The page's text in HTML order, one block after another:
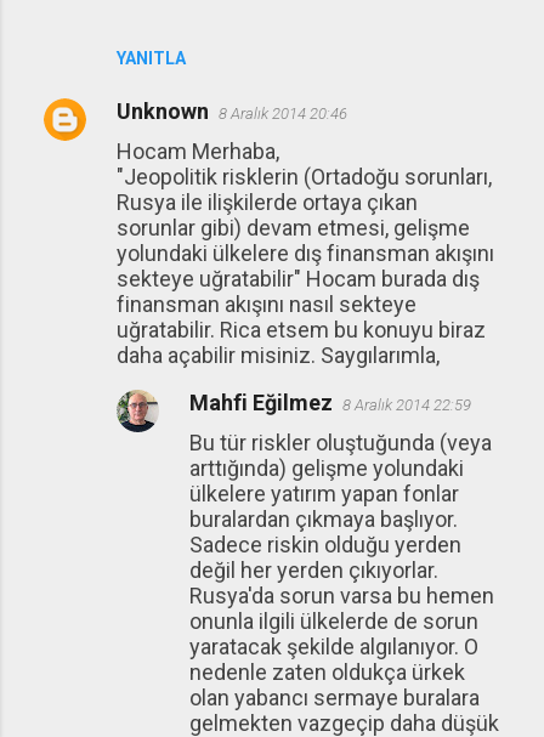
YANITLA
Unknown 8 Aralık 2014 20:46
Hocam Merhaba,
"Jeopolitik risklerin (Ortadoğu sorunları,
Rusya ile ilişkilerde ortaya çıkan
sorunlar gibi) devam etmesi, gelişme
yolundaki ülkelere dış finansman akışını
sekteye uğratabilir" Hocam burada dış
finansman akışını nasıl sekteye
uğratabilir. Rica etsem bu konuyu biraz
daha açabilir misiniz. Saygılarımla,
Mahfi Eğilmez 8 Aralık 2014 22:59
Bu tür riskler oluştuğunda (veya
arttığında) gelişme yolundaki
ülkelere yatırım yapan fonlar
buralardan çıkmaya başlıyor.
Sadece riskin olduğu yerden
değil her yerden çıkıyorlar.
Rusya'da sorun varsa bu hemen
onunla ilgili ülkelerde de sorun
yaratacak şekilde algılanıyor. O
nedenle zaten oldukça ürkek
olan yabancı sermaye buralara
gelmekten vazgeçip daha düşük